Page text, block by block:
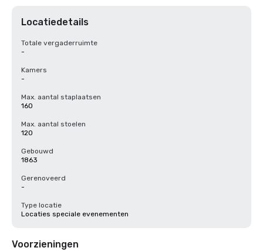
Locatiedetails
Totale vergaderruimte
-
Kamers
-
Max. aantal staplaatsen
160
Max. aantal stoelen
120
Gebouwd
1863
Gerenoveerd
-
Type locatie
Locaties speciale evenementen
Voorzieningen